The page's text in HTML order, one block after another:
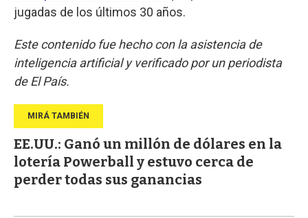
jugadas de los últimos 30 años.
Este contenido fue hecho con la asistencia de
inteligencia artificial y verificado por un periodista
de El País.
EE.UU.: Ganó un millón de dólares en la
lotería Powerball y estuvo cerca de
perder todas sus ganancias